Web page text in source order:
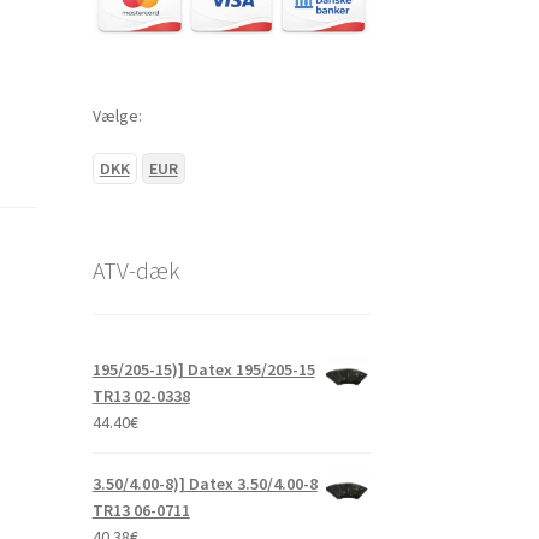
Vælge:
DKK EUR
ATV-dæk
195/205-15)] Datex 195/205-15
TR13 02-0338
44.40€
3.50/4.00-8)] Datex 3.50/4.00-8
TR13 06-0711